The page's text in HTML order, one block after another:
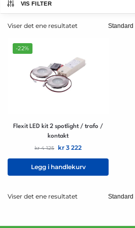
VIS FILTER
Viser det ene resultatet
-22%
Flexit LED kit 2 spotlight / trafo /
kontakt
kr4 125 kr 3 222
Legg i handlekurv
Viser det ene resultatet